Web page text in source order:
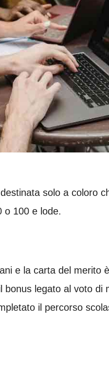
solo a coloro
o 100 e lode.
e la carta del merito
bonus legato al voto di
il percorso